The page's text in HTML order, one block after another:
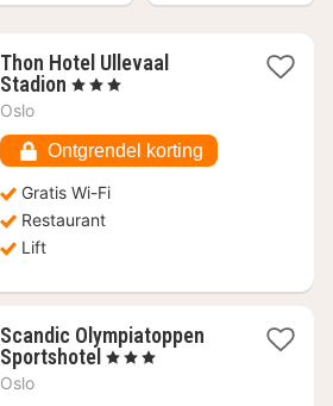
Thon Hotel Ullevaal
Stadion 1
€
97,80
, 3 Sterren
Oslo
Ontgrendel korting
Gratis Wi-Fi
Restaurant
Lift
Scandic Olympiatoppen
Sportshotel 1
, 3 Sterren
Oslo